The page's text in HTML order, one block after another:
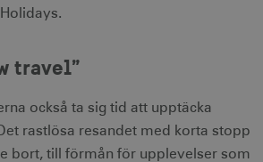
travel”
också ta sig tid att upptäcka
rastlösa resandet med korta stopp
bort, till förmån för upplevelser som